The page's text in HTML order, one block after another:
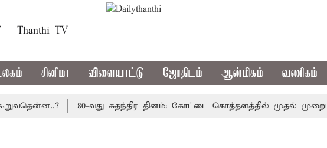
Thanthi TV
சினிமா விளையாட்டு ஜோதிடம் ஆன்மிகம் வணிகம்
80-வது சுதந்திர தினம்: கோட்டை கொத்தளத்தில் முதல் முறையாக